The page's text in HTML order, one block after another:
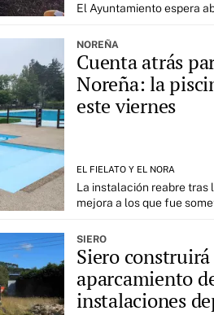
El Ayuntamiento espera
NOREÑA
Cuenta atrás
Noreña: la
este viernes
EL FIELATO Y EL NORA
La instalación reabre tras
mejora a los que fue
SIERO
Siero
aparcamiento
instalaciones